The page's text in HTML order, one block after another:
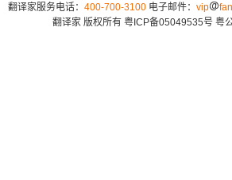
翻译家服务电话： 400-700-3100电子邮件： vip
翻译家 版权所有 粤ICP备05049535号 粤